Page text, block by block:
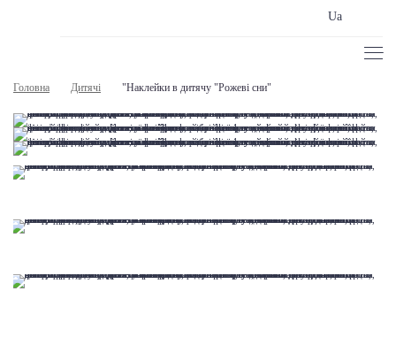
Ua
Головна Дитячі "Наклейки в дитячу "Рожеві сни"